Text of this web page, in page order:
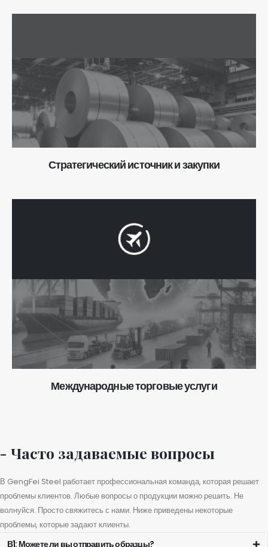
Стратегический источник и закупки
Международные торговые услуги
- Часто задаваемые вопросы
В GengFei Steel работает профессиональная команда, которая решает
проблемы клиентов. Любые вопросы о продукции можно решить. Не
волнуйся. Просто свяжитесь с нами. Ниже приведены некоторые
проблемы, которые задают клиенты.
В1: Можете ли вы отправить образцы?